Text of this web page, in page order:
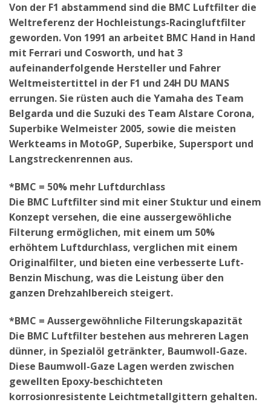
Von der F1 abstammend sind die BMC Luftfilter die
Weltreferenz der Hochleistungs-Racingluftfilter
geworden. Von 1991 an arbeitet BMC Hand in Hand
mit Ferrari und Cosworth, und hat 3
aufeinanderfolgende Hersteller und Fahrer
Weltmeistertittel in der F1 und 24H DU MANS
errungen. Sie rüsten auch die Yamaha des Team
Belgarda und die Suzuki des Team Alstare Corona,
Superbike Welmeister 2005, sowie die meisten
Werkteams in MotoGP, Superbike, Supersport und
Langstreckenrennen aus.
*BMC = 50% mehr Luftdurchlass
Die BMC Luftfilter sind mit einer Stuktur und einem
Konzept versehen, die eine aussergewöhliche
Filterung ermöglichen, mit einem um 50%
erhöhtem Luftdurchlass, verglichen mit einem
Originalfilter, und bieten eine verbesserte Luft-
Benzin Mischung, was die Leistung über den
ganzen Drehzahlbereich steigert.
*BMC = Aussergewöhnliche Filterungskapazität
Die BMC Luftfilter bestehen aus mehreren Lagen
dünner, in Spezialöl getränkter, Baumwoll-Gaze.
Diese Baumwoll-Gaze Lagen werden zwischen
gewellten Epoxy-beschichteten
korrosionresistente Leichtmetallgittern gehalten.